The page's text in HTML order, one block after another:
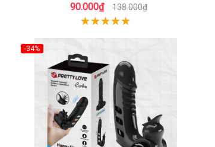
90.000₫ 138.000₫
-34%